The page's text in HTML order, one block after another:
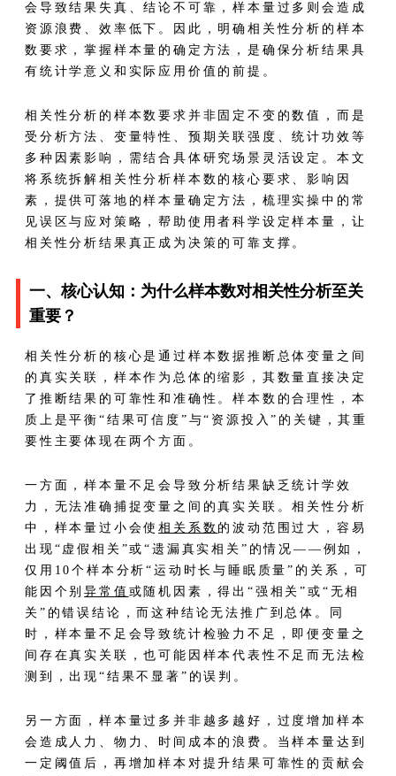
会导致结果失真、结论不可靠，样本量过多则会造成
资源浪费、效率低下。因此，明确相关性分析的样本
数要求，掌握样本量的确定方法，是确保分析结果具
有统计学意义和实际应用价值的前提。
相关性分析的样本数要求并非固定不变的数值，而是
受分析方法、变量特性、预期关联强度、统计功效等
多种因素影响，需结合具体研究场景灵活设定。本文
将系统拆解相关性分析样本数的核心要求、影响因
素，提供可落地的样本量确定方法，梳理实操中的常
见误区与应对策略，帮助使用者科学设定样本量，让
相关性分析结果真正成为决策的可靠支撑。
一、核心认知：为什么样本数对相关性分析至关
重要？
相关性分析的核心是通过样本数据推断总体变量之间
的真实关联，样本作为总体的缩影，其数量直接决定
了推断结果的可靠性和准确性。样本数的合理性，本
质上是平衡“结果可信度”与“资源投入”的关键，其重
要性主要体现在两个方面。
一方面，样本量不足会导致分析结果缺乏统计学效
力，无法准确捕捉变量之间的真实关联。相关性分析
中，样本量过小会使相关系数 的波动范围过大，容易
出现“虚假相关”或“遗漏真实相关”的情况——例如，
仅用10个样本分析“运动时长与睡眠质量”的关系，可
能因个别异常值 或随机因素，得出“强相关”或“无相
关”的错误结论，而这种结论无法推广到总体。同
时，样本量不足会导致统计检验力不足，即便变量之
间存在真实关联，也可能因样本代表性不足而无法检
测到，出现“结果不显著”的误判。
另一方面，样本量过多并非越多越好，过度增加样本
会造成人力、物力、时间成本的浪费。当样本量达到
一定阈值后，再增加样本对提升结果可靠性的贡献会